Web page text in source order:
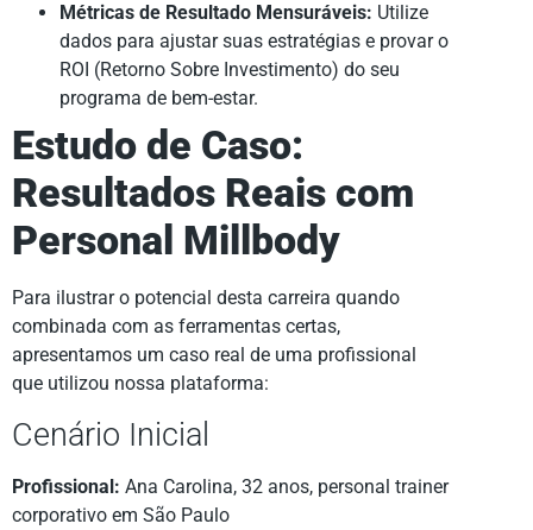
Métricas de Resultado Mensuráveis: Utilize
dados para ajustar suas estratégias e provar o
ROI (Retorno Sobre Investimento) do seu
programa de bem-estar.
Estudo de Caso:
Resultados Reais com
Personal Millbody
Para ilustrar o potencial desta carreira quando
combinada com as ferramentas certas,
apresentamos um caso real de uma profissional
que utilizou nossa plataforma:
Cenário Inicial
Profissional: Ana Carolina, 32 anos, personal trainer
corporativo em São Paulo